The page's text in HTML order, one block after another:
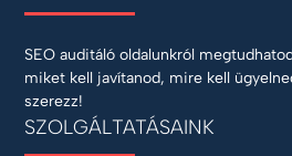
SEO auditáló oldalunkról
miket kell javítanod, mire kell
szerezz!
SZOLGÁLTATÁSAINK